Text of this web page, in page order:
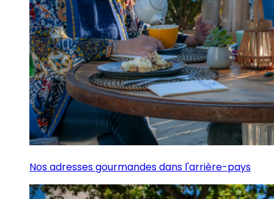
Nos adresses gourmandes dans l'arrière-pays